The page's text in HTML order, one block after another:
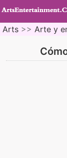
Arts >> Arte y